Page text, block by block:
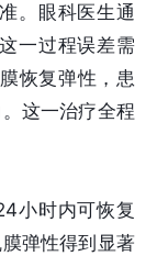
。眼科医生通
一过程误差需
恢复弹性，患
这一治疗全程
小时内可恢复
弹性得到显著